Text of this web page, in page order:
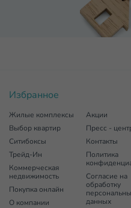
Избранное
Жилые комплексы
Выбор квартир
Ситибоксы
Трейд-Ин
Коммерческая
недвижимость
Покупка онлайн
О компании
Акции
Пресс -
Контакты
Политика
Согласие на
обработку
данных